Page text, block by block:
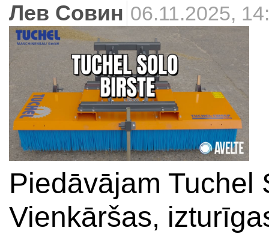
Лев Совин 06.11.2025,
Piedāvājam Tuchel
Vienkāršas,